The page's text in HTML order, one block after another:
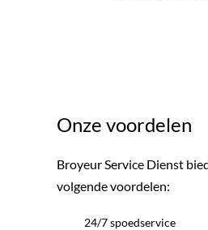
Onze voordelen
Broyeur Service Dienst
volgende voordelen:
24/7 spoedservice